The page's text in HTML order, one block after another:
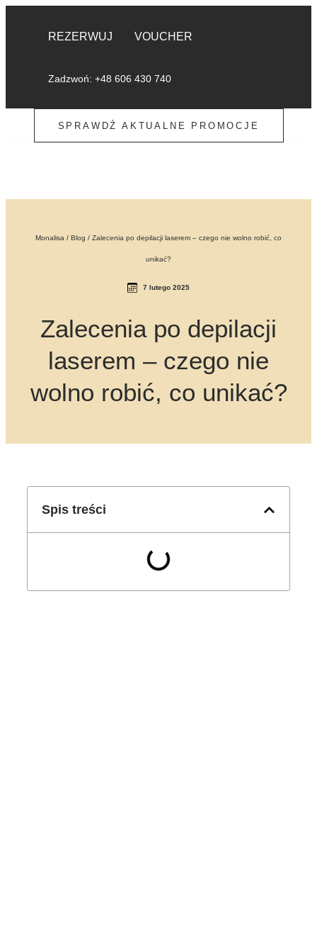
REZERWUJ VOUCHER
Zadzwoń: +48 606 430 740
SPRAWDŹ AKTUALNE PROMOCJE
Monalisa / Blog / Zalecenia po depilacji laserem – czego nie wolno robić, co
unikać?
7 lutego 2025
Zalecenia po depilacji
laserem – czego nie
wolno robić, co unikać?
Spis treści